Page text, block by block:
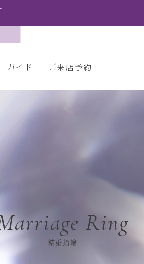
ガイド ご来店予約
Ring
結婚指輪